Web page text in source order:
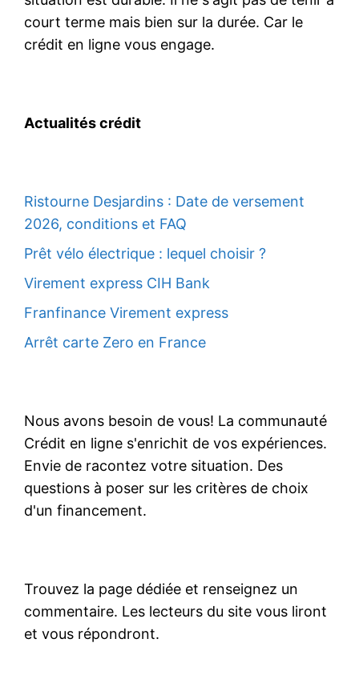
court terme mais bien sur la durée. Car le
crédit en ligne vous engage.
Actualités crédit
Ristourne Desjardins : Date de versement
2026, conditions et FAQ
Prêt vélo électrique : lequel choisir ?
Virement express CIH Bank
Franfinance Virement express
Arrêt carte Zero en France
Nous avons besoin de vous! La communauté
Crédit en ligne s'enrichit de vos expériences.
Envie de racontez votre situation. Des
questions à poser sur les critères de choix
d'un financement.
Trouvez la page dédiée et renseignez un
commentaire. Les lecteurs du site vous liront
et vous répondront.